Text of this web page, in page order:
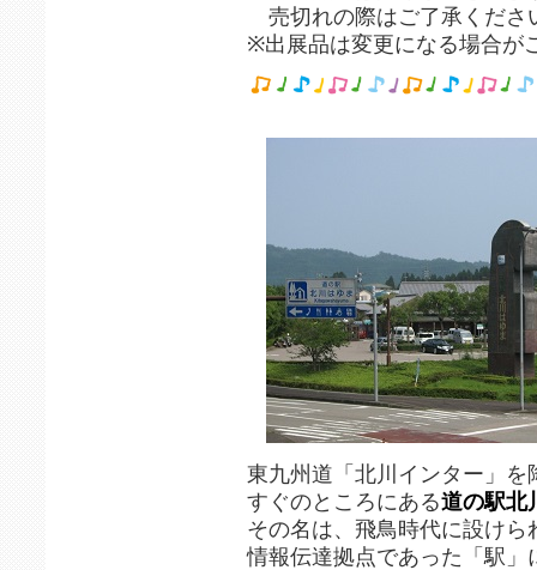
売切れの際はご了承くださ
※出展品は変更になる場合が
東九州道「北川インター」を
すぐのところにある道の駅北
その名は、飛鳥時代に設けら
情報伝達拠点であった「駅